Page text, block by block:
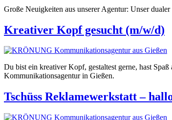
Große Neuigkeiten aus unserer Agentur: Unser
Kreativer Kopf gesucht (m/w/d)
Du bist ein kreativer Kopf, gestaltest gerne, hast
Kommunikationsagentur in Gießen.
Tschüss Reklamewerkstatt –